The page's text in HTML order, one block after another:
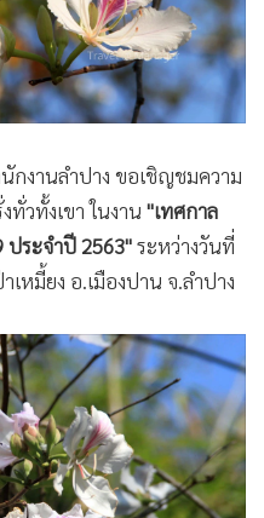
กงานลำปาง ขอเชิญชมความ
วทั้งเขา ในงาน "เทศกาล
ประจำปี 2563"ระหว่างวันที่
หมี้ยง อ.เมืองปาน จ.ลำปาง